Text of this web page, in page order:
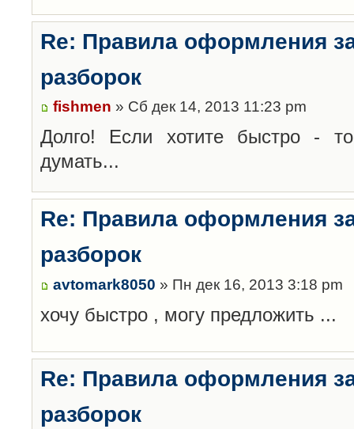
Re: Правила оформления
разборок
fishmen » Сб дек 14, 2013 11:23 pm
Долго! Если хотите быстро -
думать...
Re: Правила оформления
разборок
avtomark8050 » Пн дек 16, 2013 3:18 pm
хочу быстро , могу предложить ...
Re: Правила оформления
разборок